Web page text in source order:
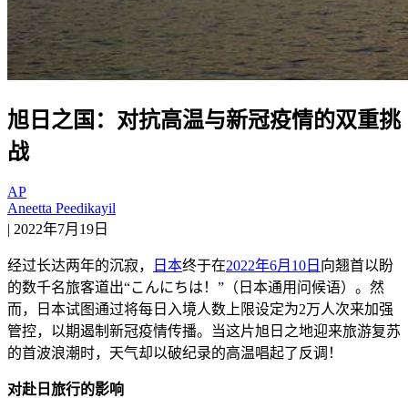
旭日之国：对抗高温与新冠疫情的双重挑
战
AP
Aneetta Peedikayil
| 2022年7月19日
经过长达两年的沉寂， 日本终于在2022年6月10日 向翘首以盼
的数千名旅客道出“こんにちは！”（日本通用问候语）。然
而，日本试图通过将每日入境人数上限设定为2万人次来加强
管控，以期遏制新冠疫情传播。当这片旭日之地迎来旅游复苏
的首波浪潮时，天气却以破纪录的高温唱起了反调！
对赴日旅行的影响